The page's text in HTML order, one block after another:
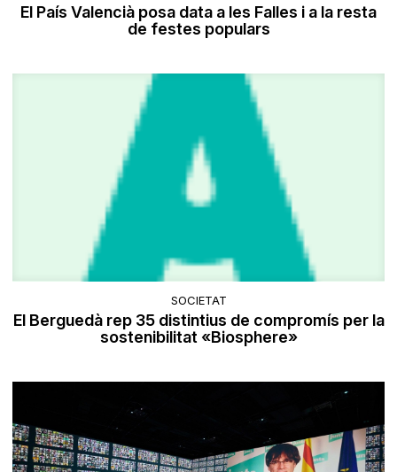
El País Valencià posa data a les Falles i a la resta
de festes populars
SOCIETAT
El Berguedà rep 35 distintius de compromís per la
sostenibilitat «Biosphere»